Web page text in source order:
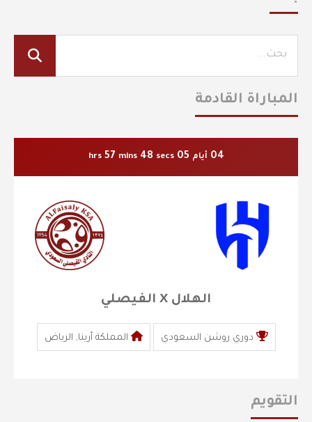
المباراة القادمة
04 أيام 05
hrs 57 mins 48 secs
الهلال X الفيصلي
دوري روشن السعودي المملكة أرينا, الرياض
التقويم